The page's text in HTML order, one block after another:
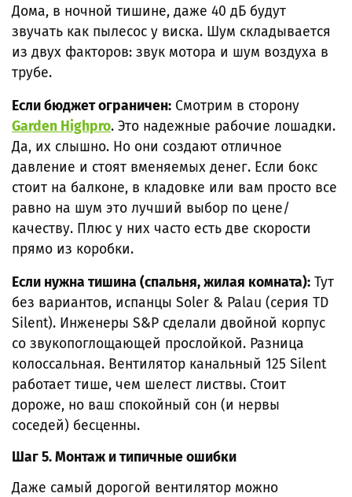
Дома, в ночной тишине, даже 40 дБ будут
звучать как пылесос у виска. Шум складывается
из двух факторов: звук мотора и шум воздуха в
трубе.
Если бюджет ограничен: Смотрим в сторону
Garden Highpro. Это надежные рабочие лошадки.
Да, их слышно. Но они создают отличное
давление и стоят вменяемых денег. Если бокс
стоит на балконе, в кладовке или вам просто все
равно на шум это лучший выбор по цене/
качеству. Плюс у них часто есть две скорости
прямо из коробки.
Если нужна тишина (спальня, жилая комната): Тут
без вариантов, испанцы Soler & Palau (серия TD
Silent). Инженеры S&P сделали двойной корпус
со звукопоглощающей прослойкой. Разница
колоссальная. Вентилятор канальный 125 Silent
работает тише, чем шелест листвы. Стоит
дороже, но ваш спокойный сон (и нервы
соседей) бесценны.
Шаг 5. Монтаж и типичные ошибки
Даже самый дорогой вентилятор можно